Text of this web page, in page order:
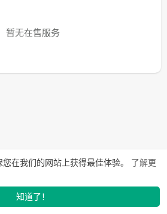
在我们的网站上获得最佳体验。 了解更
知道了！
暂无在售服务
发布